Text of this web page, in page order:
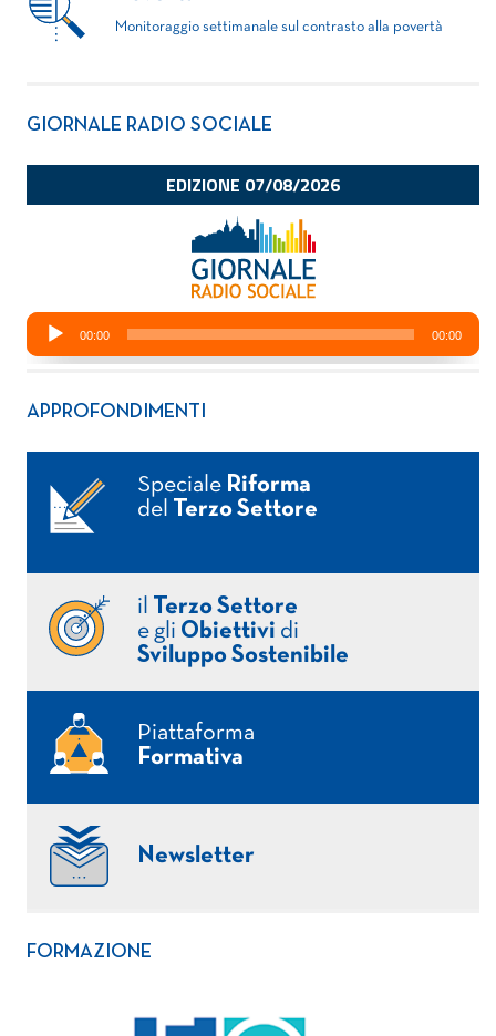
Monitoraggio settimanale sul contrasto alla povertà
GIORNALE RADIO SOCIALE
APPROFONDIMENTI
Speciale Riforma
del
Terzo Settore
il
Terzo Settore
e gli Obiettivi di
Sviluppo Sostenibile
Piattaforma
Formativa
Newsletter
FORMAZIONE